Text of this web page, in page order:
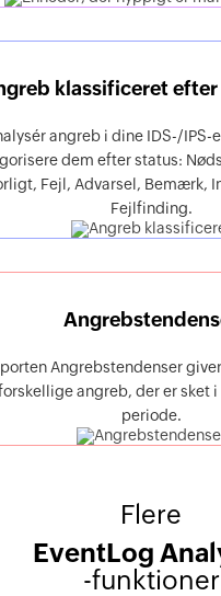
klassificeret efter
angreb i dine IDS-/IPS-
dem efter status:
Fejl, Advarsel, Bemærk,
Fejlfinding.
Angrebstendenser
angreb, der er sket
periode.
Flere
EventLog
-funktioner